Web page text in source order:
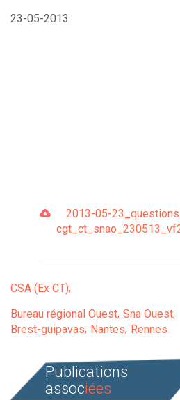
23-05-2013
2013-05-
CSA (Ex CT)
Bureau régional Ouest Sna Ouest
Brest-guipavas Nantes Rennes
Publications
associées